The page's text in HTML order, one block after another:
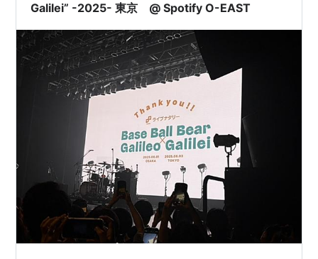
退を発表。
2016年3月から4月にかけて開催する全国ワンマンライ
ブツアー「Galileo Galilei "Sea and The Darkness"
Tour 2016」をもって、バンド活動を終了。
尾崎雄貴（ボーカル、ギター）
佐孝仁司 （ベース）
尾崎和樹 （ドラムス）
ディスコグラフィ
シングル
Galilei” -2025- 東京 @ Spotify O-EAST